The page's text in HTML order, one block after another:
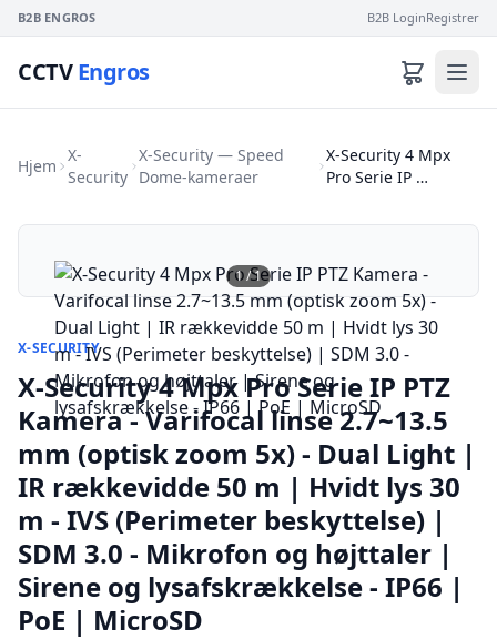
B2B ENGROS B2B LoginRegistrer
CCTVEngros
Hjem
X-
Security
X-Security — Speed
Dome-kameraer
X-Security 4 Mpx
Pro Serie IP …
1/1
X-SECURITY
X-Security 4 Mpx Pro Serie IP PTZ
Kamera - Varifocal linse 2.7~13.5
mm (optisk zoom 5x) - Dual Light |
IR rækkevidde 50 m | Hvidt lys 30
m - IVS (Perimeter beskyttelse) |
SDM 3.0 - Mikrofon og højttaler |
Sirene og lysafskrækkelse - IP66 |
PoE | MicroSD